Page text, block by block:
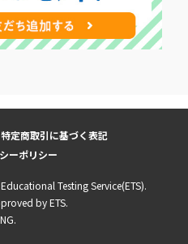
特定商取引に基づく表記
ーポリシー
Testing Service(ETS).
by ETS.